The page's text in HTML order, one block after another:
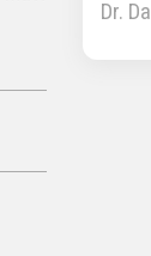
Dr.